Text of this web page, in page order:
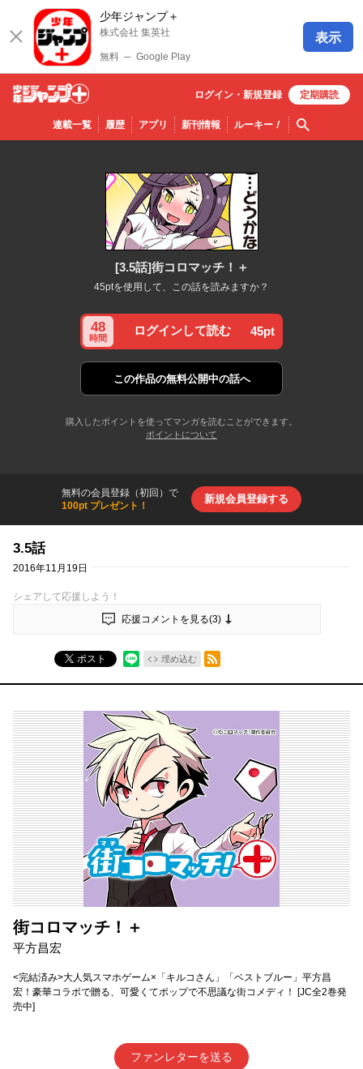
少年ジャンプ＋
株式会社 集英社
無料 ─ Google Play
表示
少年ジ
ャンプ
連載一覧 履歴 アプリ 新刊情報 ルーキー！ 検索
ログイン・ 新規登録 定期購読
[3.5話]街コロマッチ！＋
45ptを使用して、この話を読みますか？
48
時間
ログインして読む 45pt
この作品の無料公開中の話へ
購入したポイントを使ってマンガを読むことができます。
ポイントについて
無料の会員登録（初回）で
100pt プレゼント！
新規会員登録する
3.5話
2016年11月19日
シェアして応援しよう！
応援コメントを見る(3)
ポスト 埋め込む
RSSフィード
街コロマッチ！＋
平方昌宏
<完結済み>大人気スマホゲーム×「キルコさん」「ベストブルー」平方昌
宏！豪華コラボで贈る、可愛くてポップで不思議な街コメディ！ [JC全2巻発
売中]
ファンレターを送る